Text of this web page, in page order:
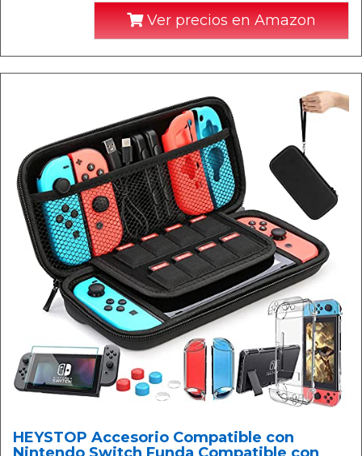
Ver precios en Amazon
HEYSTOP Accesorio Compatible con
Nintendo Switch Funda Compatible con